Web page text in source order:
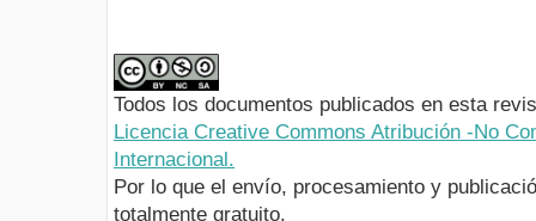
Todos los documentos publicados en esta
Licencia Creative Commons Atribución -No
Internacional.
Por lo que el envío, procesamiento y
totalmente gratuito.